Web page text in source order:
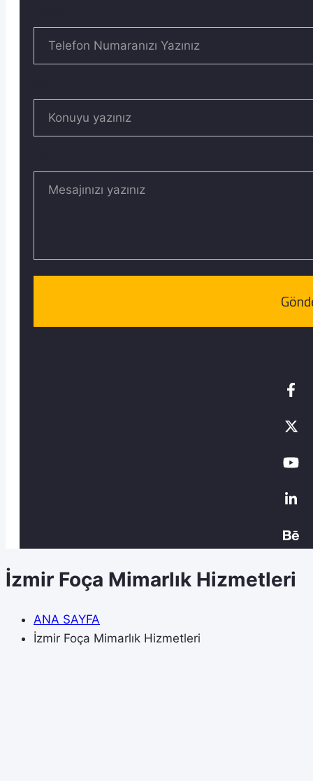
İzmir Foça Mimarlık Hizmetleri
ANA SAYFA
İzmir Foça Mimarlık Hizmetleri